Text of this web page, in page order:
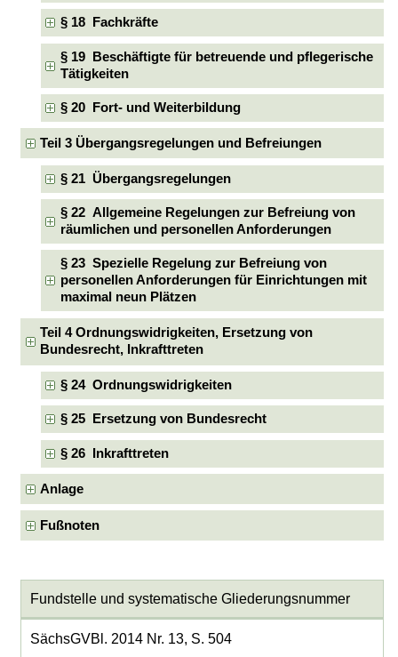
§ 18 Fachkräfte
§ 19 Beschäftigte für betreuende und pflegerische
Tätigkeiten
§ 20 Fort- und Weiterbildung
Teil 3 Übergangsregelungen und Befreiungen
§ 21 Übergangsregelungen
§ 22 Allgemeine Regelungen zur Befreiung von
räumlichen und personellen Anforderungen
§ 23 Spezielle Regelung zur Befreiung von
personellen Anforderungen für Einrichtungen mit
maximal neun Plätzen
Teil 4 Ordnungswidrigkeiten, Ersetzung von
Bundesrecht, Inkrafttreten
§ 24 Ordnungswidrigkeiten
§ 25 Ersetzung von Bundesrecht
§ 26 Inkrafttreten
Anlage
Fußnoten
Fundstelle und systematische Gliederungsnummer
SächsGVBl. 2014 Nr. 13, S. 504